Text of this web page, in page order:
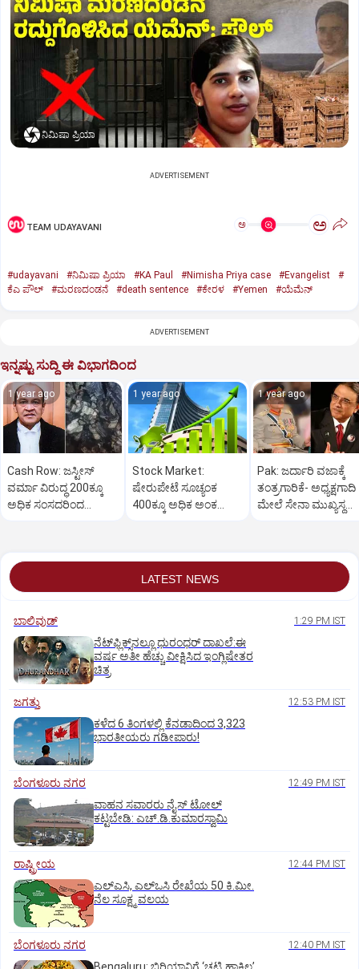
ನಿಮಿಷಾ ಪ್ರಿಯಾ
ADVERTISEMENT
TEAM UDAYAVANI ಅ ಅ
#udayavani #ನಿಮಿಷಾ ಪ್ರಿಯಾ #KA Paul #Nimisha Priya case #Evangelist
#
ಕೆಎ ಪೌಲ್
#ಮರಣದಂಡನೆ #death sentence #ಕೇರಳ #Yemen #ಯೆಮೆನ್‌
ADVERTISEMENT
ಇನ್ನಷ್ಟು ಸುದ್ದಿ ಈ ವಿಭಾಗದಿಂದ
1 year ago
Cash Row: ಜಸ್ಟೀಸ್‌
ವರ್ಮಾ ವಿರುದ್ಧ 200ಕ್ಕೂ
ಅಧಿಕ ಸಂಸದರಿಂದ
1 year ago
Stock Market:
ಷೇರುಪೇಟೆ ಸೂಚ್ಯಂಕ
400ಕ್ಕೂ ಅಧಿಕ ಅಂಕ
1 year ago
Pak: ಜರ್ದಾರಿ ವಜಾಕ್ಕೆ
ತಂತ್ರಗಾರಿಕೆ- ಅಧ್ಯಕ್ಷಗಾದಿ
ಮೇಲೆ ಸೇನಾ ಮುಖ್ಯಸ್ಥ
LATEST NEWS
ಬಾಲಿವುಡ್‌ 1:29 PM IST
ನೆಟ್‌ಫ್ಲಿಕ್ಸ್‌ನಲ್ಲೂ ಧುರಂಧರ್‌ ದಾಖಲೆ:ಈ
ವರ್ಷ ಅತೀ ಹೆಚ್ಚು ವೀಕ್ಷಿಸಿದ ಇಂಗ್ಲಿಷೇತರ
ಚಿತ್ರ
ಜಗತ್ತು 12:53 PM IST
ಕಳೆದ 6 ತಿಂಗಳಲ್ಲಿ ಕೆನಡಾದಿಂದ 3,323
ಭಾರತೀಯರು ಗಡೀಪಾರು!
ಬೆಂಗಳೂರು ನಗರ 12:49 PM IST
ವಾಹನ ಸವಾರರು ನೈಸ್‌ ಟೋಲ್‌
ಕಟ್ಟಬೇಡಿ: ಎಚ್‌.ಡಿ.ಕುಮಾರಸ್ವಾಮಿ
ರಾಷ್ಟ್ರೀಯ 12:44 PM IST
ಎಲ್‌ಎಸಿ, ಎಲ್‌ಒಸಿ ರೇಖೆಯ 50 ಕಿ.ಮೀ.
ನೆಲ ಸೂಕ್ಷ್ಮ ವಲಯ
ಬೆಂಗಳೂರು ನಗರ 12:40 PM IST